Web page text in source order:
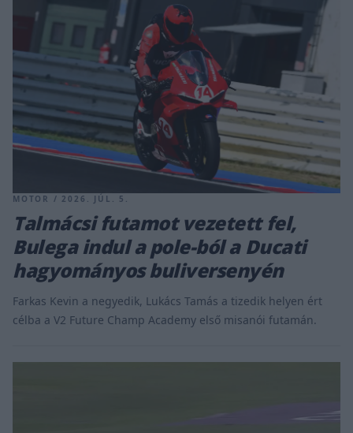
MOTOR / 2026. JÚL. 5.
Talmácsi futamot vezetett fel,
Bulega indul a pole-ból a Ducati
hagyományos buliversenyén
Farkas Kevin a negyedik, Lukács Tamás a tizedik helyen ért
célba a V2 Future Champ Academy első misanói futamán.